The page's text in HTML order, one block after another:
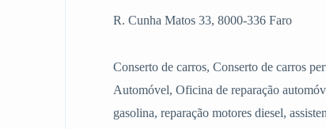
R. Cunha Matos 33, 8000-336 Faro
Conserto de carros, Conserto de carros
Automóvel, Oficina de reparação
gasolina, reparação motores diesel,